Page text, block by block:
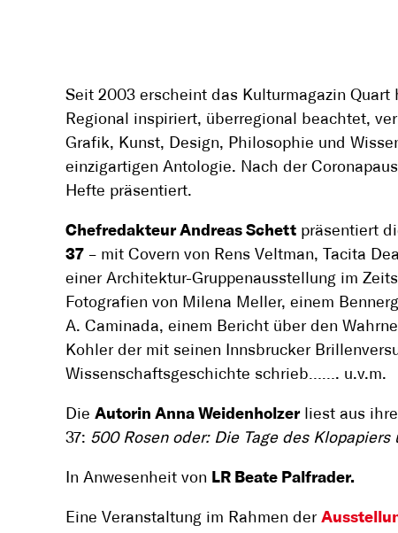
Seit 2003 erscheint das Kulturmagazin
Regional inspiriert, überregio­nal beachtet,
Grafik, Kunst, Design, Philosophie und
einzigartigen Antologie. Nach der
Hefte präsentiert.
Chefredakteur Andreas Schett präsentiert
37 – mit Covern von Rens Veltman, Tacita
einer Architektur-Gruppenausstellung im
Fotografien von Milena Meller, einem
A. Caminada, einem Bericht über den
Kohler der mit seinen Innsbrucker
Wissenschaftsgeschichte schrieb……. u.v.m.
Die Autorin Anna Weidenholzerliest aus
37: 500 Rosen oder: Die Tage des
In Anwesenheit von LR Beate Palfrader.
Eine Veranstaltung im Rahmen der